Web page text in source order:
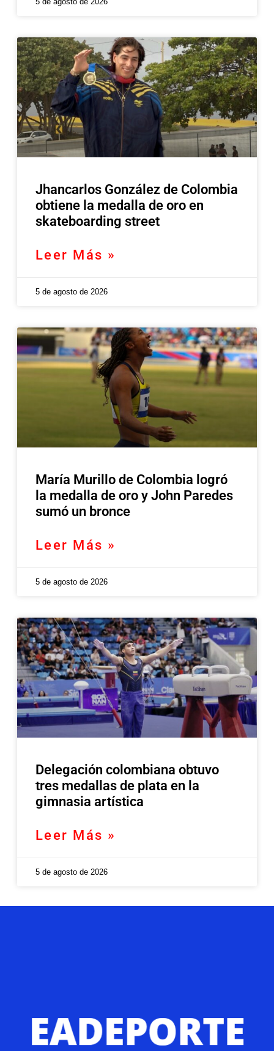
Jhancarlos González de Colombia
obtiene la medalla de oro en
skateboarding street
Leer Más »
5 de agosto de 2026
María Murillo de Colombia logró
la medalla de oro y John Paredes
sumó un bronce
Leer Más »
5 de agosto de 2026
Delegación colombiana obtuvo
tres medallas de plata en la
gimnasia artística
Leer Más »
5 de agosto de 2026